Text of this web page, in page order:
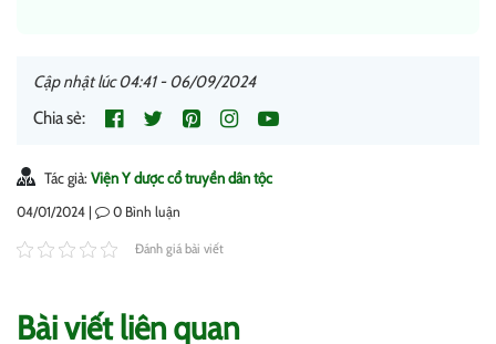
Cập nhật lúc 04:41 - 06/09/2024
Chia sẻ:
Tác giả: Viện Y dược cổ truyền dân tộc
04/01/2024 | 0 Bình luận
Đánh giá bài viết
Bài viết liên quan